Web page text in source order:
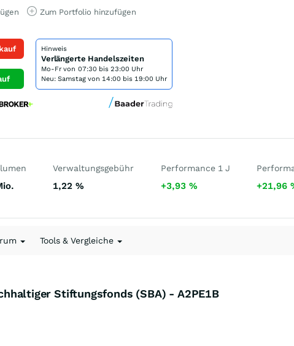
Zum Portfolio hinzufügen
Hinweis
Verlängerte Handelszeiten
Mo-Fr von 07:30 bis 23:00 Uhr
Neu: Samstag von 14:00 bis 19:00 Uhr
Verwaltungsgebühr
1,22%
Performance 1 J
+3,93 % +21,96
Tools & Vergleiche
Stiftungsfonds (SBA) - A2PE1B